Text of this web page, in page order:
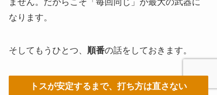
ません。だからこそ「毎回同じ」が最大の武器に
なります。
そしてもうひとつ、 順番の話をしておきます。
トスが安定するまで、打ち方は直さない